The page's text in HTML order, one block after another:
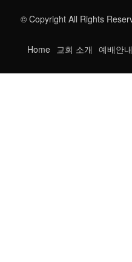
© Copyright All Rights
Home 교회 소개 예배안내